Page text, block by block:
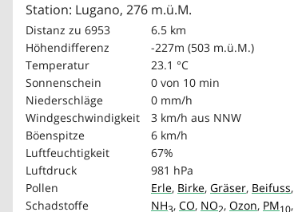
Station: Lugano, 276 m.ü.M.
Distanz zu 6953
6.5 km
Höhendifferenz
-227m (503 m.ü.M.)
Temperatur
23.1 °C
Sonnenschein
0 von 10 min
Niederschläge
0 mm/h
Windgeschwindigkeit
3 km/h aus NNW
Böenspitze
6 km/h
Luftfeuchtigkeit
67%
Luftdruck
981 hPa
Pollen
Erle, Birke, Gräser, Beifuss,
Schadstoffe
NH3, CO, NO2, Ozon, PM10,